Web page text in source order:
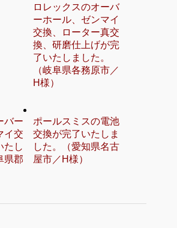
ロレックスのオーバ
ーホール、ゼンマイ
交換、ローター真交
換、研磨仕上げが完
了いたしました。
（岐阜県各務原市／
H様）
バー
イ交
たし
県郡
ポールスミスの電池
交換が完了いたしま
した。（愛知県名古
屋市／H様）